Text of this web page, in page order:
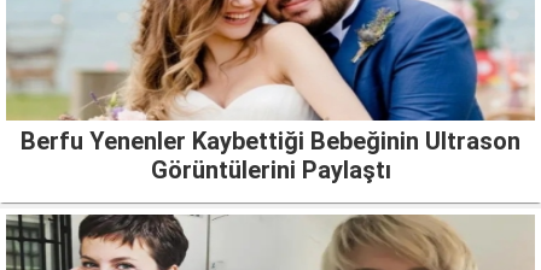
Berfu Yenenler Kaybettiği Bebeğinin Ultrason
Görüntülerini Paylaştı